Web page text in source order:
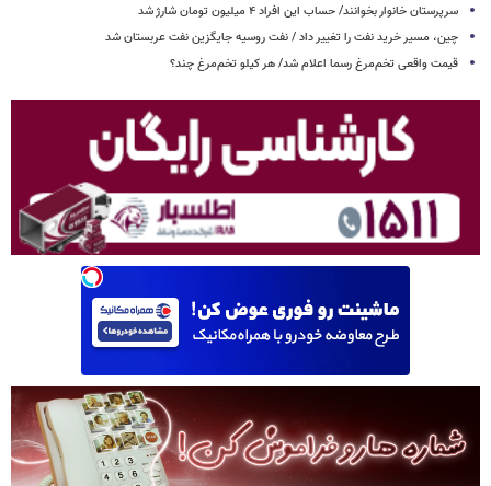
سرپرستان خانوار بخوانند/ حساب این افراد ۴ میلیون تومان شارژ شد
چین، مسیر خرید نفت را تغییر داد / نفت روسیه جایگزین نفت عربستان شد
قیمت واقعی تخم‌مرغ رسما اعلام شد/ هر کیلو تخم‌مرغ چند؟